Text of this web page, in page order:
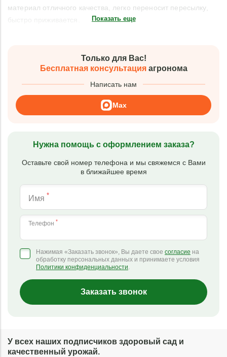
материал отличного качества, легко переносит пересылку,
Показать еще
Только для Вас!
Бесплатная консультацияагронома
Написать нам
Max
Нужна помощь с оформлением заказа?
Оставьте свой номер телефона и мы свяжемся с Вами
в ближайшее время
Имя *
Телефон *
Нажимая «Заказать звонок», Вы даете свое согласие на
обработку персональных данных и принимаете условия
Политики конфиденциальности.
Заказать звонок
У всех наших подписчиков здоровый сад и
качественный урожай.